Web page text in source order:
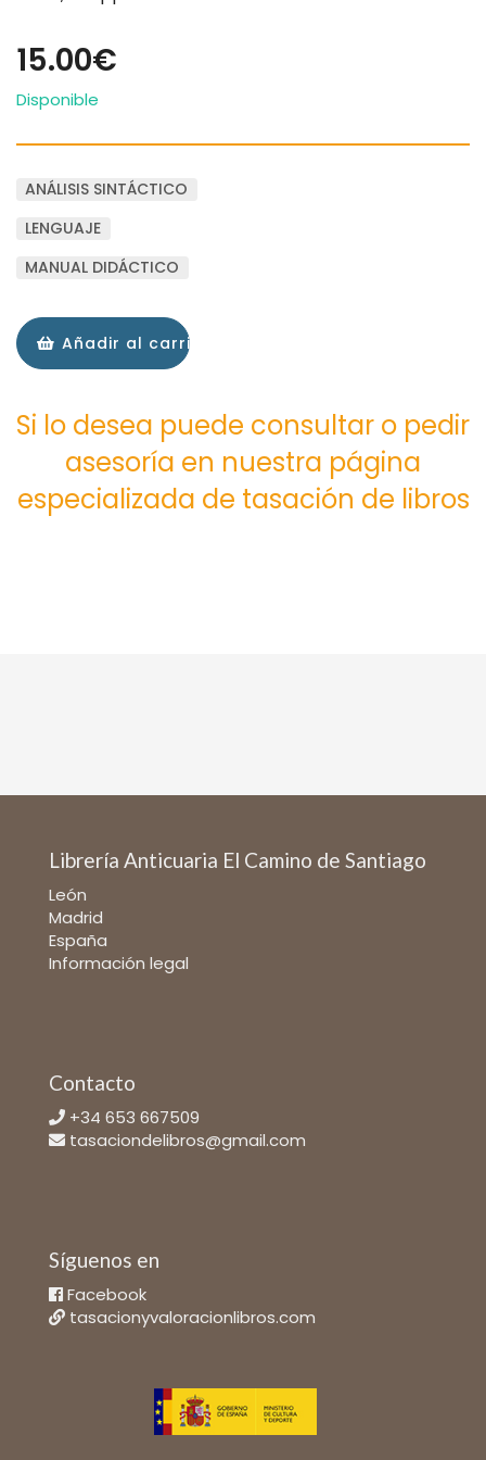
15.00€
Disponible
ANÁLISIS SINTÁCTICO
LENGUAJE
MANUAL DIDÁCTICO
Añadir al carrito
Si lo desea puede consultar o pedir
asesoría en nuestra página
especializada de tasación de libros
Librería Anticuaria El Camino de Santiago
León
Madrid
España
Información legal
Contacto
+34 653 667509
tasaciondelibros@gmail.com
Síguenos en
Facebook
tasacionyvaloracionlibros.com